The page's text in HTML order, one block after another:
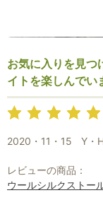
くて優しく商品説明
色がイメージしてい
貴重な1枚、コーデ
大好きな信州にこん
ありがとうございま
お気に入りを見つ
イトを楽しんでい
2020・11・15 Y・
レビューの商品：
ウールシルクストー